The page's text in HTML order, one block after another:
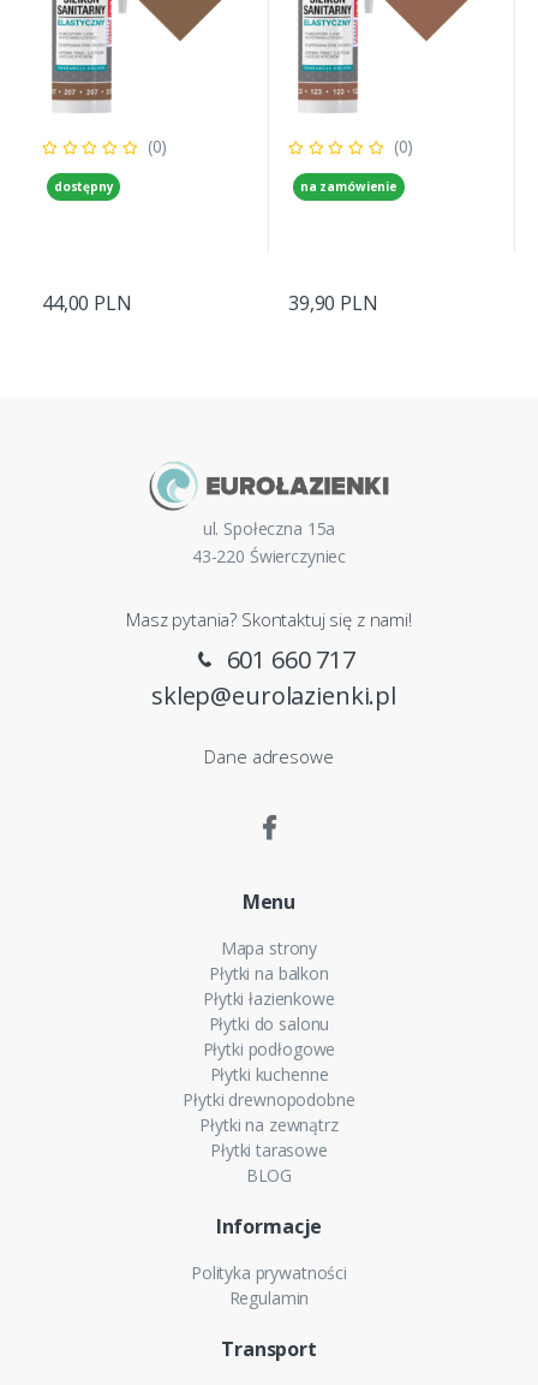
(0)
dostępny
44,00 PLN
(0)
na zamówienie
39,90 PLN
ul. Społeczna 15a
43-220 Świerczyniec
Masz pytania? Skontaktuj się z nami!
601 660 717
sklep@eurolazienki.pl
Dane adresowe
Menu
Mapa strony
Płytki na balkon
Płytki łazienkowe
Płytki do salonu
Płytki podłogowe
Płytki kuchenne
Płytki drewnopodobne
Płytki na zewnątrz
Płytki tarasowe
BLOG
Informacje
Polityka prywatności
Regulamin
Transport